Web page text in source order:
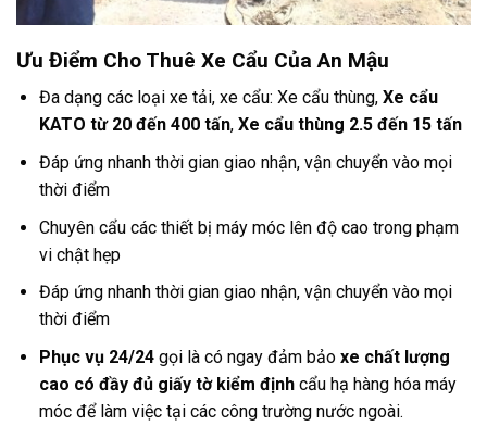
Ưu Điểm Cho Thuê Xe Cẩu Của An Mậu
Đa dạng các loại xe tải, xe cẩu: Xe cẩu thùng, Xe cẩu
KATO từ 20 đến 400 tấn, Xe cẩu thùng 2.5 đến 15 tấn
Đáp ứng nhanh thời gian giao nhận, vận chuyển vào mọi
thời điểm
Chuyên cẩu các thiết bị máy móc lên độ cao trong phạm
vi chật hẹp
Đáp ứng nhanh thời gian giao nhận, vận chuyển vào mọi
thời điểm
Phục vụ 24/24gọi là có ngay đảm bảo xe chất lượng
cao có đầy đủ giấy tờ kiểm địnhcẩu hạ hàng hóa máy
móc để làm việc tại các công trường nước ngoài.